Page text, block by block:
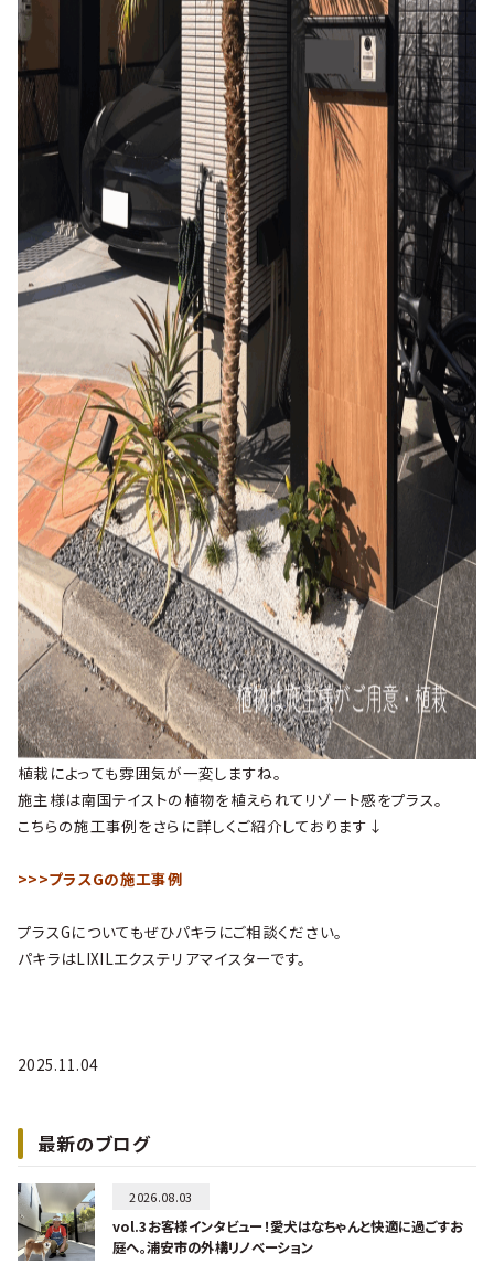
植栽によっても雰囲気が一変しますね。
施主様は南国テイストの植物を植えられてリゾート感をプラス。
こちらの施工事例をさらに詳しくご紹介しております↓
>>>プラスGの施工事例
プラスGについてもぜひパキラにご相談ください。
パキラはLIXILエクステリアマイスターです。
2025.11.04
最新のブログ
2026.08.03
vol.3お客様インタビュー！愛犬はなちゃんと快適に過ごすお
庭へ。浦安市の外構リノベーション